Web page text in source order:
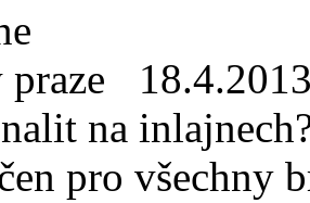
na
pro všechny